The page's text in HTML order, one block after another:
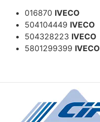
016870 IVECO
504104449 IVECO
504328223 IVECO
5801299399 IVECO